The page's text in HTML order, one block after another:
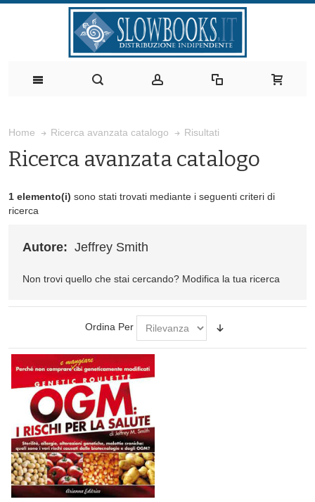
Home Ricerca avanzata catalogo Risultati
Ricerca avanzata catalogo
1 elemento(i) sono stati trovati mediante i seguenti criteri di
ricerca
Autore: Jeffrey Smith
Non trovi quello che stai cercando? Modifica la tua ricerca
Ordina Per